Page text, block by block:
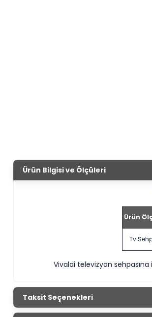
Ürün Bilgisi ve Ölçüleri
Ürün
Tv
Vivaldi televizyon
Taksit Seçenekleri